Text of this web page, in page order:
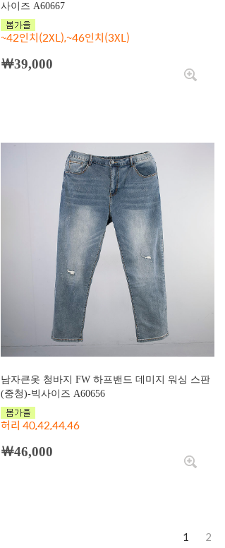
사이즈 A60667
~42인치(2XL),~46인치(3XL)
￦39,000
남자큰옷 청바지 FW 하프밴드 데미지 워싱 스판
(중청)-빅사이즈 A60656
허리 40,42,44,46
￦46,000
1 2